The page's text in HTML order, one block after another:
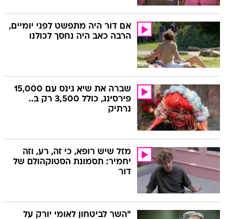
אם דור היה מתפשט לפני יומיים,
הרבה כאב היה נחסך לכולנו
שברה את שיא גינס עם 15,000
פירסינג, כולל 3,500 רק ב..
נרתיק
מזל שיש רופא, כי זה, רע, וזה
יחמיר: תסמונת הסטוקהולם של
דור
"השר לביטחון לאומי יורק על